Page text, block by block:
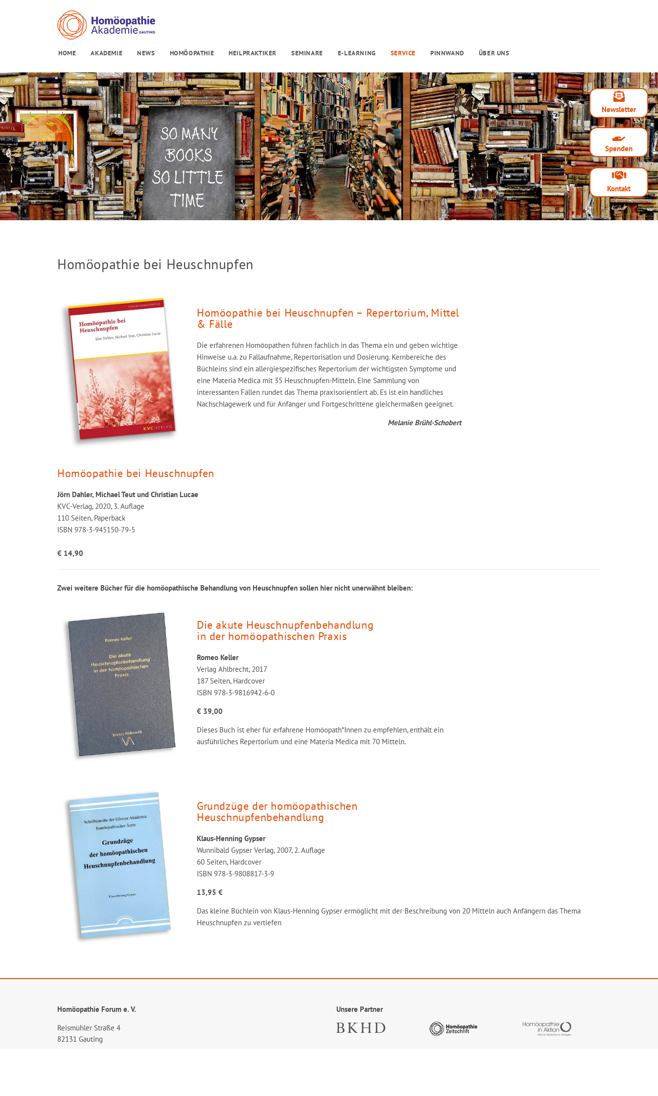
HOME AKADEMIE NEWS HOMÖOPATHIE HEILPRAKTIKER SEMINARE E-LEARNING SERVICE PINNWAND ÜBER UNS
Newsletter
Spenden
Kontakt
Homöopathie bei Heuschnupfen
Homöopathie bei Heuschnupfen – Repertorium, Mittel
& Fälle
Die erfahrenen Homöopathen führen fachlich in das Thema ein und geben wichtige
Hinweise u.a. zu Fallaufnahme, Repertorisation und Dosierung. Kernbereiche des
Büchleins sind ein allergiespezifisches Repertorium der wichtigsten Symptome und
eine Materia Medica mit 35 Heuschnupfen-Mitteln. Eine Sammlung von
interessanten Fällen rundet das Thema praxisorientiert ab. Es ist ein handliches
Nachschlagewerk und für Anfänger und Fortgeschrittene gleichermaßen geeignet.
Melanie Brühl-Schobert
Homöopathie bei Heuschnupfen
Jörn Dahler, Michael Teut und Christian Lucae
KVC-Verlag, 2020, 3. Auflage
110 Seiten, Paperback
ISBN 978-3-945150-79-5
€ 14,90
Zwei weitere Bücher für die homöopathische Behandlung von Heuschnupfen sollen hier nicht unerwähnt bleiben:
Die akute Heuschnupfenbehandlung
in der homöopathischen Praxis
Romeo Keller
Verlag Ahlbrecht, 2017
187 Seiten, Hardcover
ISBN 978-3-9816942-6-0
€ 39,00
Dieses Buch ist eher für erfahrene Homöopath*Innen zu empfehlen, enthält ein
ausführliches Repertorium und eine Materia Medica mit 70 Mitteln.
Grundzüge der homöopathischen
Heuschnupfenbehandlung
Klaus-Henning Gypser
Wunnibald Gypser Verlag, 2007, 2. Auflage
60 Seiten, Hardcover
ISBN 978-3-9808817-3-9
13,95 €
Das kleine Büchlein von Klaus-Henning Gypser ermöglicht mit der Beschreibung von 20 Mitteln auch Anfängern das Thema
Heuschnupfen zu vertiefen
Homöopathie Forum e. V.
Reismühler Straße 4
82131 Gauting
Unsere Partner